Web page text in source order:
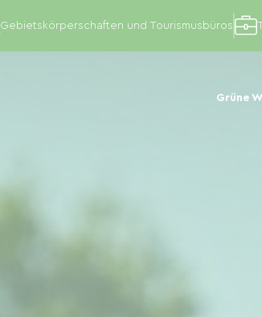
Grüne
Gebietskörperschaften und Tourismusbüros